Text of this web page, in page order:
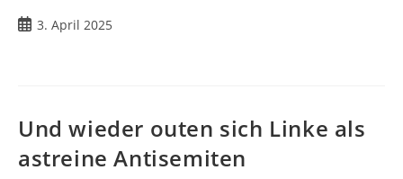
3. April 2025
Und wieder outen sich Linke als
astreine Antisemiten